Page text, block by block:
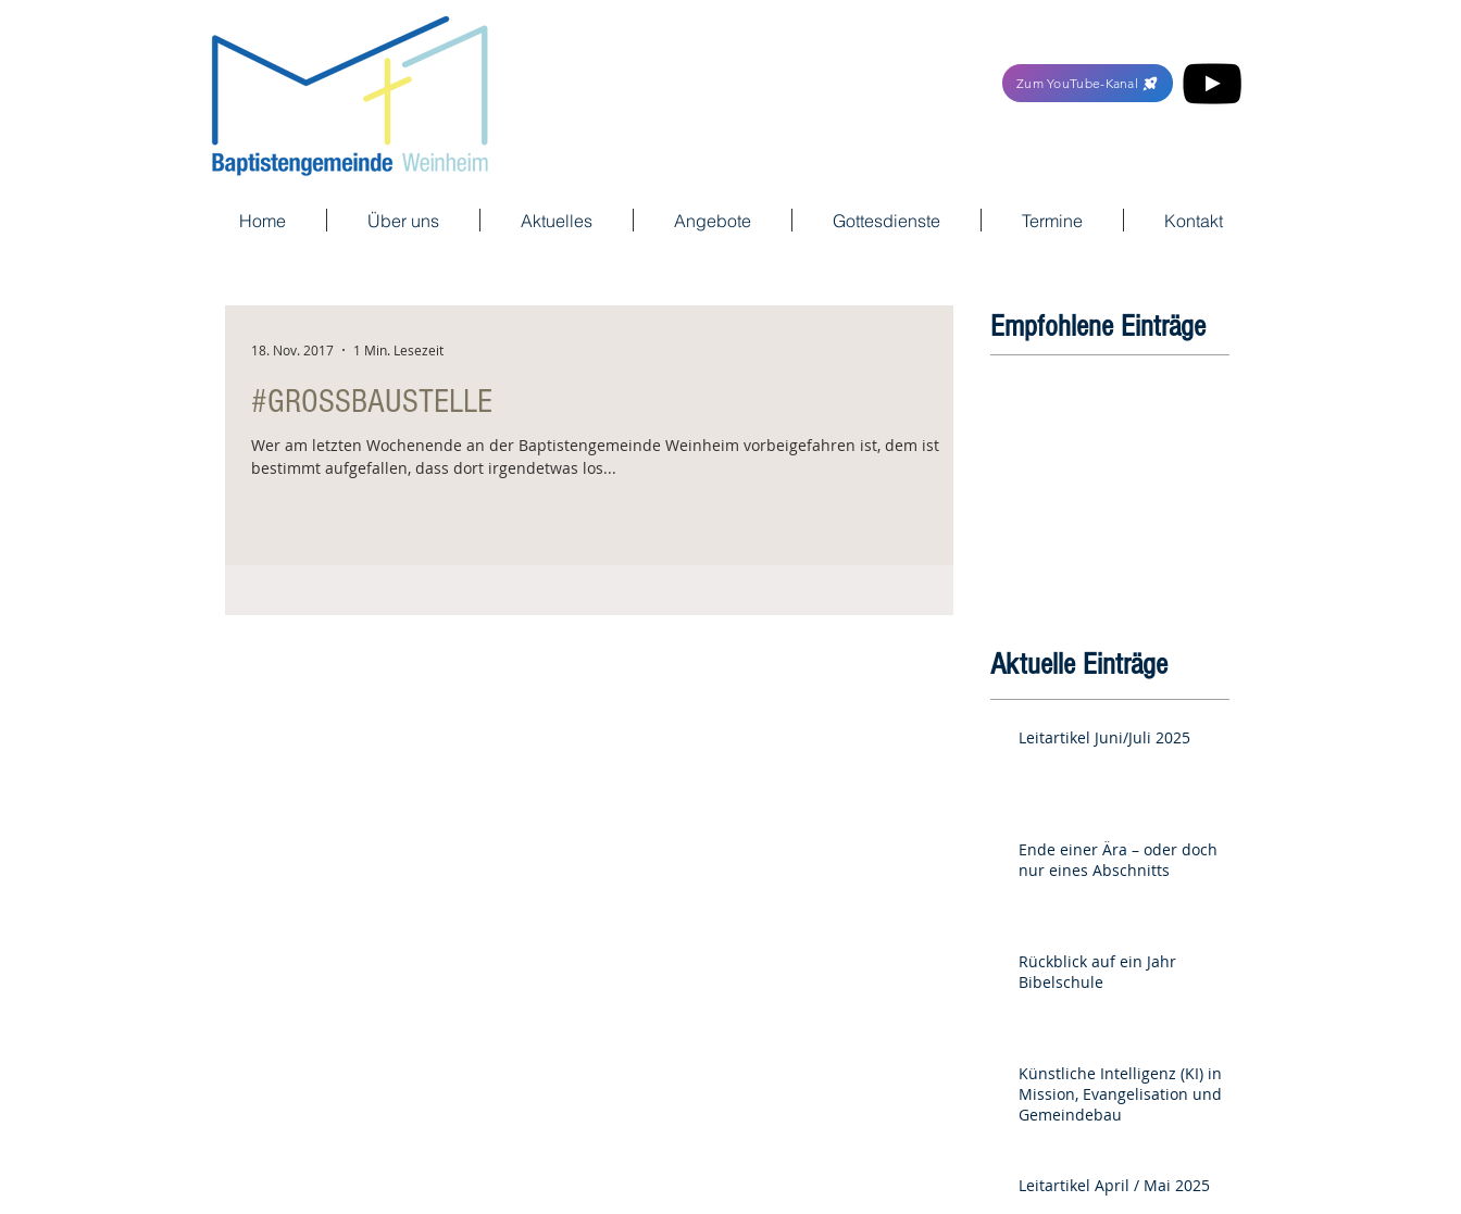
Zum YouTube-Kanal
Home Über uns Aktuelles Angebote Gottesdienste Termine Kontakt
#GROSSBAUSTELLE
Wer am letzten Wochenende an der Baptistengemeinde Weinheim vorbeigefahren ist, dem ist
bestimmt aufgefallen, dass dort irgendetwas los...
18. Nov. 2017 1 Min. Lesezeit
Empfohlene Einträge
Aktuelle Einträge
Leitartikel Juni/Juli 2025
Ende einer Ära – oder doch
nur eines Abschnitts
Rückblick auf ein Jahr
Bibelschule
Künstliche Intelligenz (KI) in
Mission, Evangelisation und
Gemeindebau
Leitartikel April / Mai 2025